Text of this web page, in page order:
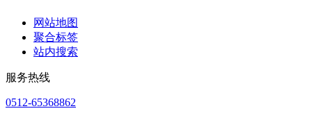
网站地图
聚合标签
站内搜索
服务热线
0512-65368862